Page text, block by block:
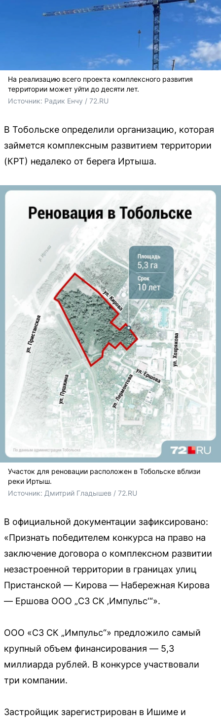
На реализацию всего проекта комплексного развития
территории может уйти до десяти лет.
Источник: Радик Енчу / 72.RU
В Тобольске определили организацию, которая
займется комплексным развитием территории
(КРТ) недалеко от берега Иртыша.
Участок для реновации расположен в Тобольске вблизи
реки Иртыш.
Источник: Дмитрий Гладышев / 72.RU
В официальной документации зафиксировано:
«Признать победителем конкурса на право на
заключение договора о комплексном развитии
незастроенной территории в границах улиц
Пристанской — Кирова — Набережная Кирова
— Ершова ООО „СЗ СК ‚Импульс‘“».
ООО «СЗ СК „Импульс“» предложило самый
крупный объем финансирования — 5,3
миллиарда рублей. В конкурсе участвовали
три компании.
Застройщик зарегистрирован в Ишиме и